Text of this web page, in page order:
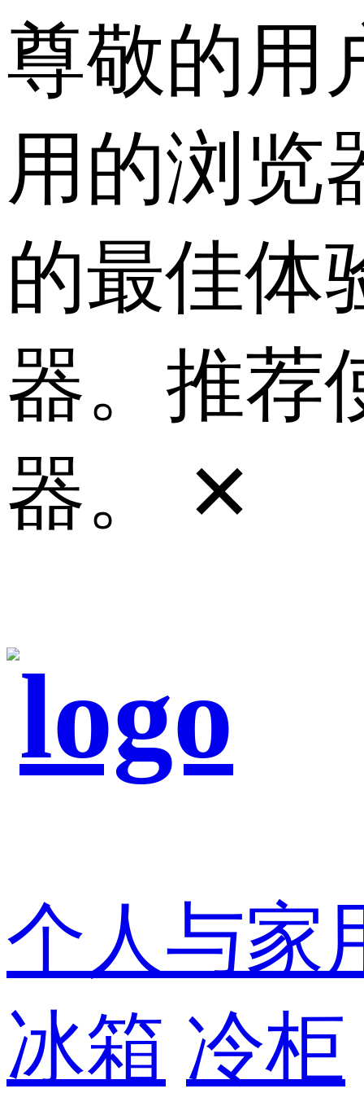
尊敬的用
用的浏览
的最佳体
器。推荐
器。
✕
个人与家
冰箱 冷柜